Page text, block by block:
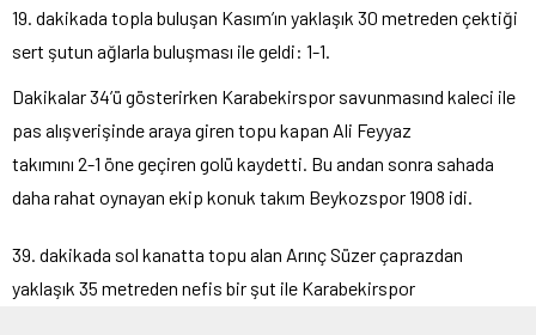
19. dakikada topla buluşan Kasım’ın yaklaşık 30 metreden çektiği
sert şutun ağlarla buluşması ile geldi: 1-1.
Dakikalar 34’ü gösterirken Karabekirspor savunmasınd kaleci ile
pas alışverişinde araya giren topu kapan Ali Feyyaz
takımını 2-1 öne geçiren golü kaydetti. Bu andan sonra sahada
daha rahat oynayan ekip konuk takım Beykozspor 1908 idi.
39. dakikada sol kanatta topu alan Arınç Süzer çaprazdan
yaklaşık 35 metreden nefis bir şut ile Karabekirspor